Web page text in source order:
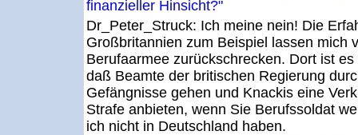
finanzieller Hinsicht?"
Dr_Peter_Struck: Ich meine nein! Die
Großbritannien zum Beispiel lassen mich
Berufaarmee zurückschrecken. Dort ist
daß Beamte der britischen Regierung
Gefängnisse gehen und Knackis eine
Strafe anbieten, wenn Sie Berufssoldat
ich nicht in Deutschland haben.